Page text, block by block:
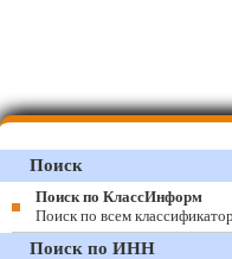
Поиск
Поиск по КлассИнформ
Поиск по всем
Поиск по ИНН